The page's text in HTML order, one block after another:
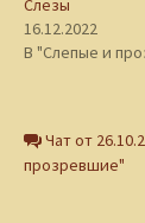
Слезы
16.12.2022
В "Слепые и
Чат от
прозревшие"